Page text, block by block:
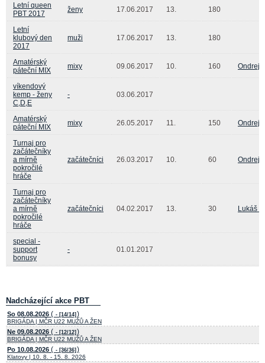
Letní queen
PBT 2017
ženy 17.06.2017 13. 180
Letní
klubový den
2017
muži 17.06.2017 13. 180
Amatérský
páteční MIX
mixy 09.06.2017 10. 160 Ondrej
víkendový
kemp - ženy
C,D,E
- 03.06.2017
Amatérský
páteční MIX
mixy 26.05.2017 11. 150 Ondrej
Turnaj pro
začátečníky
a mírně
pokročilé
hráče
začátečníci 26.03.2017 10. 60 Ondrej
Turnaj pro
začátečníky
a mírně
pokročilé
hráče
začátečníci 04.02.2017 13. 30 Lukáš
special -
support
bonusy
- 01.01.2017
Nadcházející akce PBT
So 08.08.2026 ( - [14/14] )
BRIGÁDA | MČR U22 MUŽŮ A ŽEN
Ne 09.08.2026 ( - [12/12] )
BRIGÁDA | MČR U22 MUŽŮ A ŽEN
Po 10.08.2026 ( - [36/36] )
Klatovy | 10. 8. - 15. 8. 2026